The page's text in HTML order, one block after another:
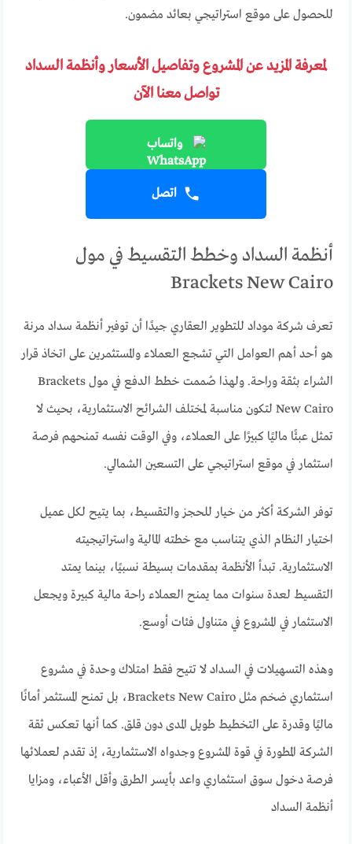
للحصول على موقع استراتيجي بعائد مضمون.
لمعرفة المزيد عن المشروع وتفاصيل الأسعار وأنظمة السداد
تواصل معنا الآن
واتساب
اتصل
أنظمة السداد وخطط التقسيط في مول
Brackets New Cairo
تعرف شركة موداد للتطوير العقاري جيدًا أن توفير أنظمة سداد مرنة
هو أحد أهم العوامل التي تشجع العملاء والمستثمرين على اتخاذ قرار
الشراء بثقة وراحة. ولهذا صُممت خطط الدفع في مول Brackets
New Cairo لتكون مناسبة لمختلف الشرائح الاستثمارية، بحيث لا
تمثل عبئًا ماليًا كبيرًا على العملاء، وفي الوقت نفسه تمنحهم فرصة
استثمار في موقع استراتيجي على التسعين الشمالي.
توفر الشركة أكثر من خيار للحجز والتقسيط، بما يتيح لكل عميل
اختيار النظام الذي يتناسب مع خطته المالية واستراتيجيته
الاستثمارية. تبدأ الأنظمة بمقدمات بسيطة نسبيًا، بينما يمتد
التقسيط لعدة سنوات مما يمنح العملاء راحة مالية كبيرة ويجعل
الاستثمار في المشروع في متناول فئات أوسع.
وهذه التسهيلات في السداد لا تتيح فقط امتلاك وحدة في مشروع
استثماري ضخم مثل Brackets New Cairo، بل تمنح المستثمر أمانًا
ماليًا وقدرة على التخطيط طويل المدى دون قلق. كما أنها تعكس ثقة
الشركة المطورة في قوة المشروع وجدواه الاستثمارية، إذ تقدم لعملائها
فرصة دخول سوق استثماري واعد بأيسر الطرق وأقل الأعباء، ومزايا
أنظمة السداد